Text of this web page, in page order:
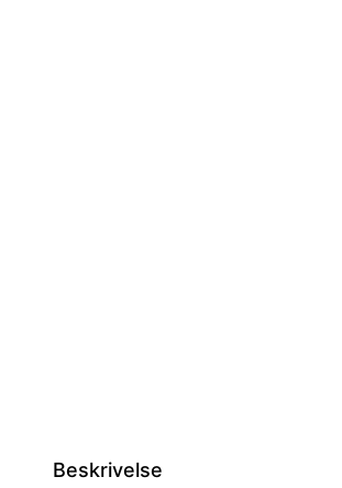
Beskrivelse